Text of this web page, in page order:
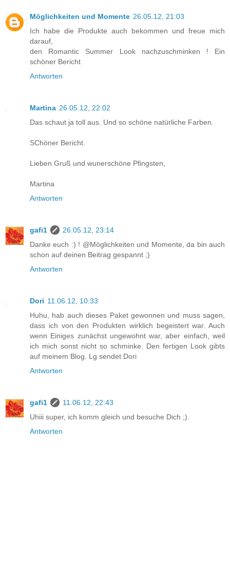
Möglichkeiten und Momente 26.05.12, 21:03
Ich habe die Produkte auch bekommen und freue mich
darauf,
den Romantic Summer Look nachzuschminken ! Ein
schöner Bericht
Antworten
Martina 26.05.12, 22:02
Das schaut ja toll aus. Und so schöne natürliche Farben.
SChöner Bericht.
Lieben Gruß und wunerschöne Pfingsten,
Martina
Antworten
gafi1
26.05.12, 23:14
Danke euch :) ! @Möglichkeiten und Momente, da bin auch
schon auf deinen Beitrag gespannt ;)
Antworten
Dori 11.06.12, 10:33
Huhu, hab auch dieses Paket gewonnen und muss sagen,
dass ich von den Produkten wirklich begeistert war. Auch
wenn Einiges zunächst ungewohnt war, aber einfach, weil
ich mich sonst nicht so schminke. Den fertigen Look gibts
auf meinem Blog. Lg sendet Dori
Antworten
gafi1
11.06.12, 22:43
Uhiii super, ich komm gleich und besuche Dich ;).
Antworten